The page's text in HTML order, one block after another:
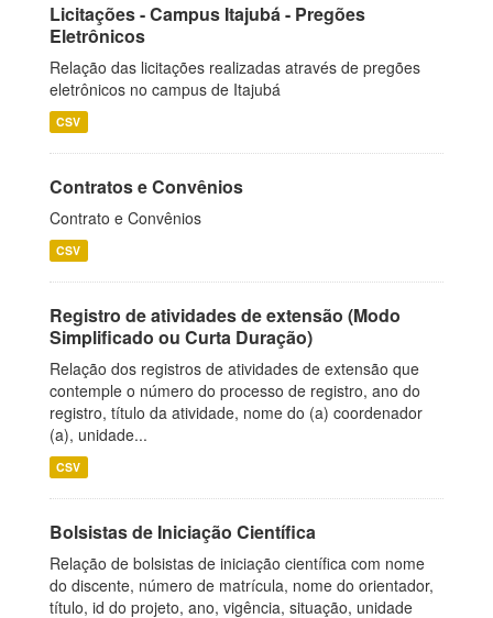
Licitações - Campus Itajubá - Pregões
Eletrônicos
Relação das licitações realizadas através de pregões
eletrônicos no campus de Itajubá
CSV
Contratos e Convênios
Contrato e Convênios
CSV
Registro de atividades de extensão (Modo
Simplificado ou Curta Duração)
Relação dos registros de atividades de extensão que
contemple o número do processo de registro, ano do
registro, título da atividade, nome do (a) coordenador
(a), unidade...
CSV
Bolsistas de Iniciação Científica
Relação de bolsistas de iniciação científica com nome
do discente, número de matrícula, nome do orientador,
título, id do projeto, ano, vigência, situação, unidade